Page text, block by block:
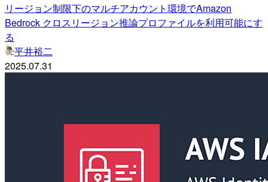
リージョン制限下のマルチアカウント環境でAmazon
Bedrock クロスリージョン推論プロファイルを利用可能にす
る
平井裕二
2025.07.31